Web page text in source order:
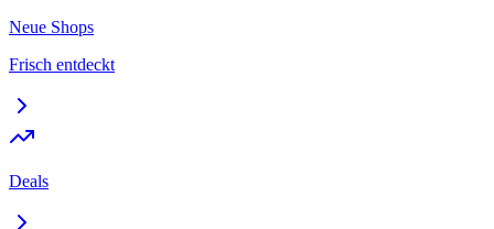
Neue Shops
Frisch entdeckt
Deals